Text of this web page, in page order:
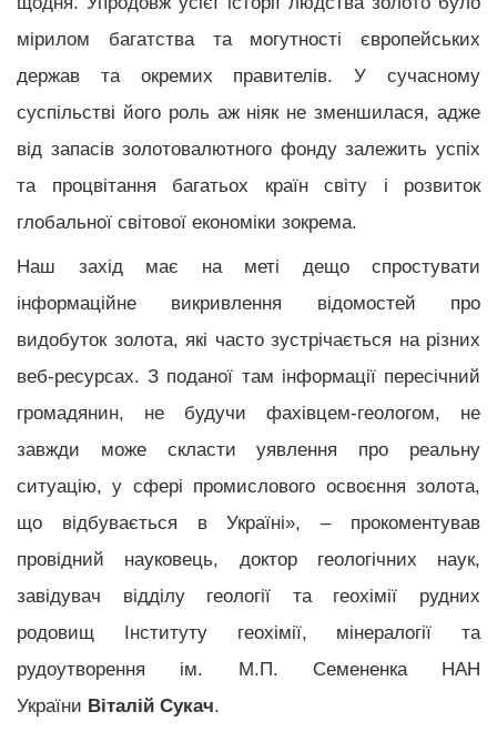
мірилом багатства та могутності європейських
держав та окремих правителів. У сучасному
суспільстві його роль аж ніяк не зменшилася, адже
від запасів золотовалютного фонду залежить успіх
та процвітання багатьох країн світу і розвиток
глобальної світової економіки зокрема.
Наш захід має на меті дещо спростувати
інформаційне викривлення відомостей про
видобуток золота, які часто зустрічається на різних
веб-ресурсах. З поданої там інформації пересічний
громадянин, не будучи фахівцем-геологом, не
завжди може скласти уявлення про реальну
ситуацію, у сфері промислового освоєння золота,
що відбувається в Україні», – прокоментував
провідний науковець, доктор геологічних наук,
завідувач відділу геології та геохімії рудних
родовищ Інституту геохімії, мінералогії та
рудоутворення ім. М.П. Семененка НАН
України Віталій Сукач.